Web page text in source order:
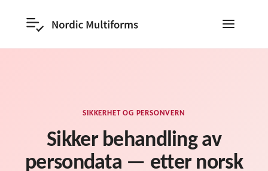
SIKKERHET OG PERSONVERN
Sikker behandling av
persondata — etter norsk